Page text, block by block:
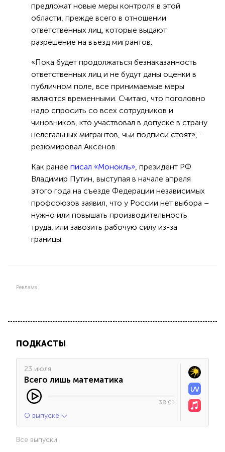
предложат новые меры контроля в этой
области, прежде всего в отношении
ответственных лиц, которые выдают
разрешение на въезд мигрантов.
«Пока будет продолжаться безнаказанность
ответственных лиц и не будут даны оценки в
публичном поле, все принимаемые меры
являются временными. Считаю, что поголовно
надо спросить со всех сотрудников и
чиновников, кто участвовал в допуске в страну
нелегальных мигрантов, чьи подписи стоят», –
резюмировал Аксёнов.
Как ранее писал «Монокль» , президент РФ
Владимир Путин, выступая в начале апреля
этого года на съезде Федерации независимых
профсоюзов заявил, что у России нет выбора –
нужно или повышать производительность
труда, или завозить рабочую силу из-за
границы.
Реклама
ПОДКАСТЫ
23 июля
Всего лишь математика
38:01
О выпуске
Все выпуски